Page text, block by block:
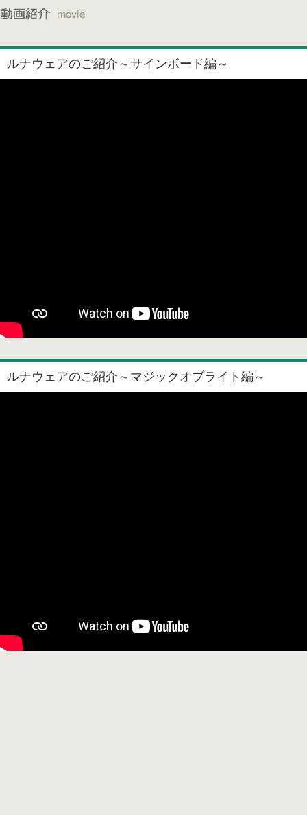
ルナウェアのご紹介～サインボード編～
ルナウェアのご紹介～マジックオブライト編～